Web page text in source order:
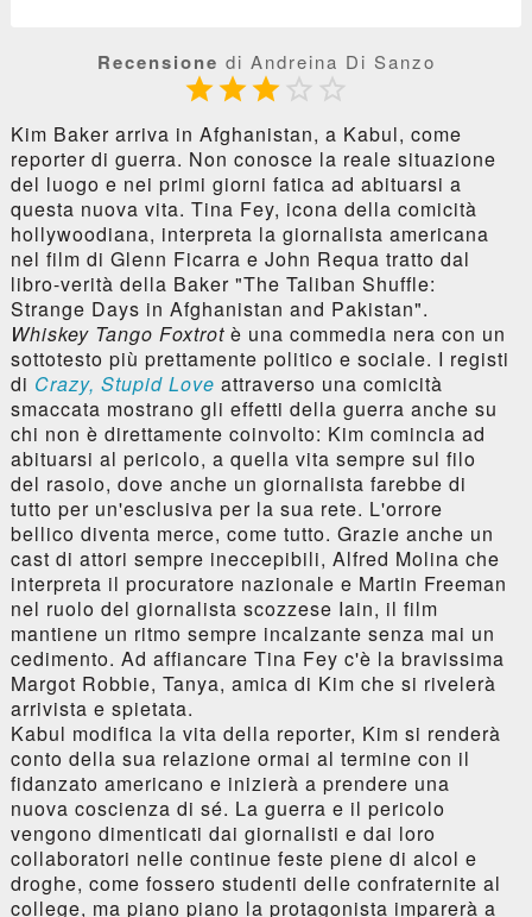
Recensione di Andreina Di Sanzo
  
Kim Baker arriva in Afghanistan, a Kabul, come
reporter di guerra. Non conosce la reale situazione
del luogo e nei primi giorni fatica ad abituarsi a
questa nuova vita. Tina Fey, icona della comicità
hollywoodiana, interpreta la giornalista americana
nel film di Glenn Ficarra e John Requa tratto dal
libro-verità della Baker "The Taliban Shuffle:
Strange Days in Afghanistan and Pakistan".
Whiskey Tango Foxtrotè una commedia nera con un
sottotesto più prettamente politico e sociale. I registi
di Crazy, Stupid Love attraverso una comicità
smaccata mostrano gli effetti della guerra anche su
chi non è direttamente coinvolto: Kim comincia ad
abituarsi al pericolo, a quella vita sempre sul filo
del rasoio, dove anche un giornalista farebbe di
tutto per un'esclusiva per la sua rete. L'orrore
bellico diventa merce, come tutto. Grazie anche un
cast di attori sempre ineccepibili, Alfred Molina che
interpreta il procuratore nazionale e Martin Freeman
nel ruolo del giornalista scozzese Iain, il film
mantiene un ritmo sempre incalzante senza mai un
cedimento. Ad affiancare Tina Fey c'è la bravissima
Margot Robbie, Tanya, amica di Kim che si rivelerà
arrivista e spietata.
Kabul modifica la vita della reporter, Kim si renderà
conto della sua relazione ormai al termine con il
fidanzato americano e inizierà a prendere una
nuova coscienza di sé. La guerra e il pericolo
vengono dimenticati dai giornalisti e dai loro
collaboratori nelle continue feste piene di alcol e
droghe, come fossero studenti delle confraternite al
college, ma piano piano la protagonista imparerà a